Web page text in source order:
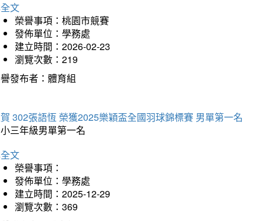
文
榮譽事項：桃園市競賽
發佈單位：學務處
建立時間：2026-02-23
瀏覽次數：219
發布者：體育組
302張語恆 榮獲2025樂穎盃全國羽球錦標賽 男單第一名
三年級男單第一名
文
榮譽事項：
發佈單位：學務處
建立時間：2025-12-29
瀏覽次數：369